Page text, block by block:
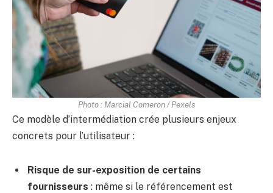
Photo : Marcial Comeron / Pexels
Ce modèle d’intermédiation crée plusieurs enjeux
concrets pour l’utilisateur :
Risque de sur-exposition de certains
fournisseurs : même si le référencement est